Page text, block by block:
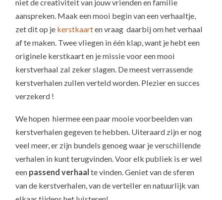
niet de creativiteit van jouw vrienden en familie
aanspreken. Maak een mooi begin van een verhaaltje,
zet dit op je kerstkaarten vraag daarbij om het verhaal
af te maken. Twee vliegen in één klap, want je hebt een
originele kerstkaart en je missie voor een mooi
kerstverhaal zal zeker slagen. De meest verrassende
kerstverhalen zullen verteld worden. Plezier en succes
verzekerd !
We hopen hiermee een paar mooie voorbeelden van
kerstverhalen gegeven te hebben. Uiteraard zijn er nog
veel meer, er zijn bundels genoeg waar je verschillende
verhalen in kunt terugvinden. Voor elk publiek is er wel
een passend verhaal te vinden. Geniet van de sferen
van de kerstverhalen, van de verteller en natuurlijk van